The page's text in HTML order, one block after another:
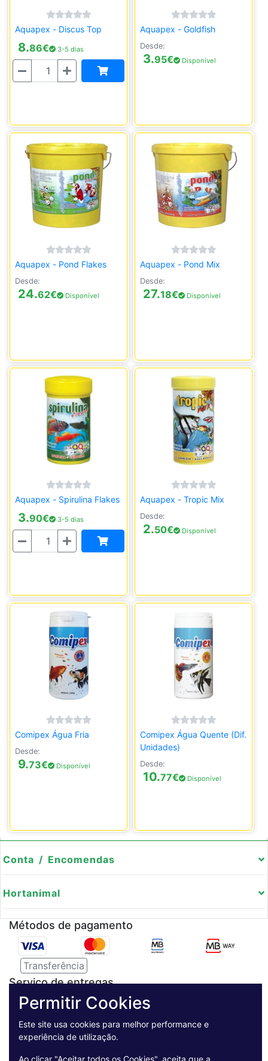
Aquapex - Discus Top
8.86€ 3-5 dias
Quantidade
Aquapex - Goldfish
Desde:
3.95€ Disponível
Aquapex - Pond Flakes
Desde:
24.62€ Disponível
Aquapex - Pond Mix
Desde:
27.18€ Disponível
Aquapex - Spirulina Flakes
3.90€ 3-5 dias
Quantidade
Aquapex - Tropic Mix
Desde:
2.50€ Disponível
Comipex Água Fria
Desde:
9.73€ Disponível
Comipex Água Quente (Dif.
Unidades)
Desde:
10.77€ Disponível
Conta / Encomendas
Hortanimal
Métodos de pagamento
Transferência
Serviço de entregas
Pagamento Seguro
Permitir Cookies
Este site usa cookies para melhor performance e
experiência de utilização.
Ao clicar "Aceitar todos os Cookies", aceita que a